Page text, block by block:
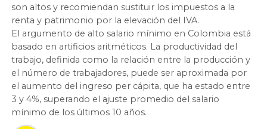
son altos y recomiendan sustituir los impuestos a la
renta y patrimonio por la elevación del IVA.
El argumento de alto salario mínimo en Colombia está
basado en artificios aritméticos. La productividad del
trabajo, definida como la relación entre la producción y
el número de trabajadores, puede ser aproximada por
el aumento del ingreso per cápita, que ha estado entre
3 y 4%, superando el ajuste promedio del salario
mínimo de los últimos 10 años.